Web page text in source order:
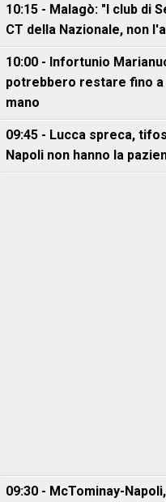
10:15 - Malagò: "I club di
CT della Nazionale, non
10:00 - Infortunio
potrebbero restare fino
mano
09:45 - Lucca spreca,
Napoli non hanno la
09:30 - McTominay-